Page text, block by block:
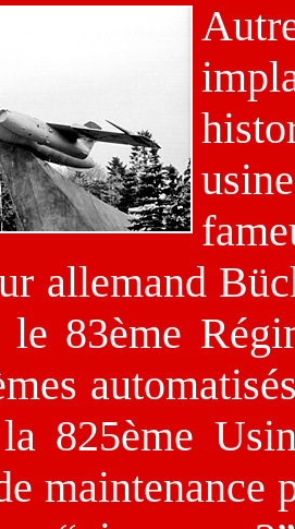
allemand
le 83ème
825ème
maintenance